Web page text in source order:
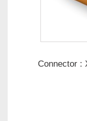
Connector :